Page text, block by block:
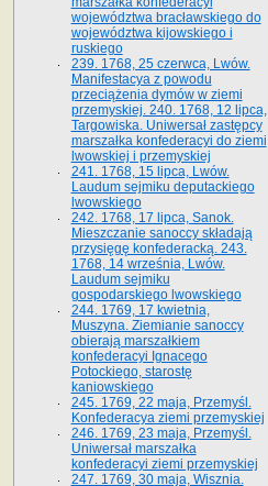
województwa bracławskiego do
wo­jewództwa kijowskiego i
ruskiego
239. 1768, 25 czerwca, Lwów.
Manifestacya z powodu
przeciążenia dymów w ziemi
przemyskiej. 240. 1768, 12 lipca,
Targowiska. Uniwersał zastępcy
marszałka konfederacyi do ziemi
lwowskiej i przemyskiej
241. 1768, 15 lipca, Lwów.
Laudum sejmiku deputackiego
lwowskiego
242. 1768, 17 lipca, Sanok.
Mieszczanie sanoccy składają
przysięgę konfederacką. 243.
1768, 14 września, Lwów.
Laudum sejmiku
gospodarskiego lwowskiego
244. 1769, 17 kwietnia,
Muszyna. Ziemianie sanoccy
obierają marszałkiem
konfederacyi Ignacego
Potockiego, starostę
kaniowskiego
245. 1769, 22 maja, Przemyśl.
Konfederacya ziemi przemyskiej
246. 1769, 23 maja, Przemyśl.
Uniwersał marszałka
konfederacyi ziemi przemyskiej
247. 1769, 30 maja, Wisznia.